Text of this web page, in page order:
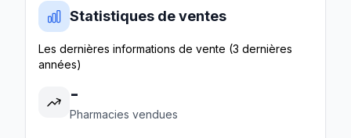
Statistiques de ventes
Les dernières informations de vente (3 dernières
années)
-
Pharmacies vendues